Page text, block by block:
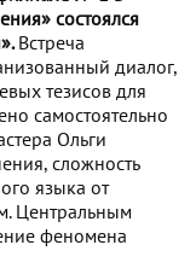
состоялся
Встреча
диалог,
тезисов для
самостоятельно
Ольги
сложность
языка от
Центральным
феномена